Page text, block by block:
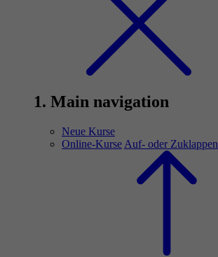
1. Main navigation
Neue Kurse
Online-Kurse Auf- oder Zuklappen